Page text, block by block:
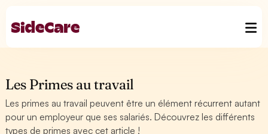
Les Primes au travail
Les primes au travail peuvent être un élément récurrent autant
pour un employeur que ses salariés. Découvrez les différents
types de primes avec cet article !